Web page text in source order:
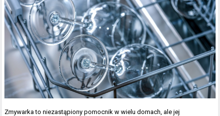
Zmywarka to niezastąpiony pomocnik w wielu domach, ale jej